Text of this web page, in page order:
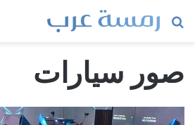
بحث
صور سيارات